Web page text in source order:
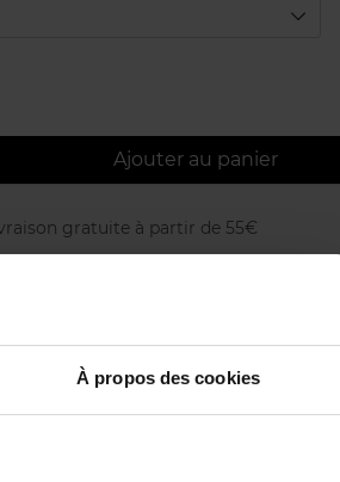
À propos des cookies
Ajouter au panier
gratuite à partir de 55€